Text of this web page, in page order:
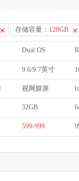
存储容量： 128GB
Dual OS
9.6/9.7英寸
视网膜屏
32GB
599-999